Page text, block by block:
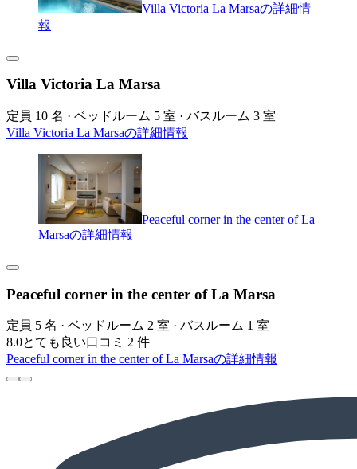
Villa Victoria La Marsaの詳細情
報
Villa Victoria La Marsa
定員 10 名 · ベッドルーム 5 室 · バスルーム 3 室
Villa Victoria La Marsaの詳細情報
Peaceful corner in the center of La
Marsaの詳細情報
Peaceful corner in the center of La Marsa
定員 5 名 · ベッドルーム 2 室 · バスルーム 1 室
8.0とても良い口コミ 2 件
Peaceful corner in the center of La Marsaの詳細情報